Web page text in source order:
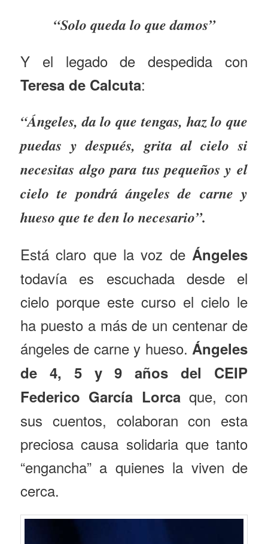
“Solo queda lo que damos”
Y el legado de despedida con
Teresa de Calcuta:
“Ángeles, da lo que tengas, haz lo que
puedas y después, grita al cielo si
necesitas algo para tus pequeños y el
cielo te pondrá ángeles de carne y
hueso que te den lo necesario”.
Está claro que la voz de Ángeles
todavía es escuchada desde el
cielo porque este curso el cielo le
ha puesto a más de un centenar de
ángeles de carne y hueso. Ángeles
de 4, 5 y 9 años del CEIP
Federico García Lorca que, con
sus cuentos, colaboran con esta
preciosa causa solidaria que tanto
“engancha” a quienes la viven de
cerca.